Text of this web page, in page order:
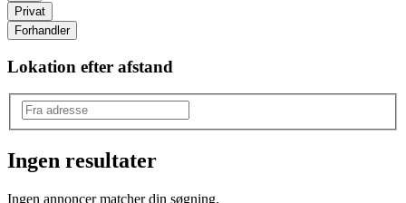
Privat
Forhandler
Lokation efter afstand
Ketsjer
Ingen resultater
Ingen annoncer matcher din søgning.